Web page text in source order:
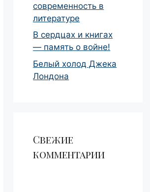
современность в
литературе
В сердцах и книгах
— память о войне!
Белый холод Джека
Лондона
Свежие
комментарии